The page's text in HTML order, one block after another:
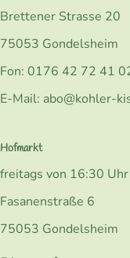
Brettener Strasse 20
75053 Gondelsheim
Fon: 0176 42 72 41
E-Mail: abo@kohler-
Hofmarkt
freitags von 16:30
Fasanenstraße 6
75053 Gondelsheim